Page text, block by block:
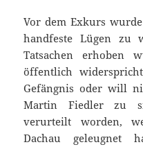
Vor dem Exkurs
handfeste Lügen zu
Tatsachen erhoben
öffentlich
Gefängnis oder will
Martin Fiedler zu
verurteilt worden,
Dachau geleugnet